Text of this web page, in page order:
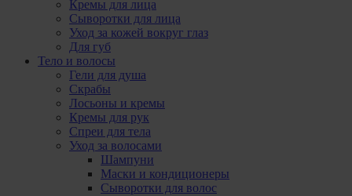
Кремы для лица
Сыворотки для лица
Уход за кожей вокруг глаз
Для губ
Тело и волосы
Гели для душа
Скрабы
Лосьоны и кремы
Кремы для рук
Спреи для тела
Уход за волосами
Шампуни
Маски и кондиционеры
Сыворотки для волос